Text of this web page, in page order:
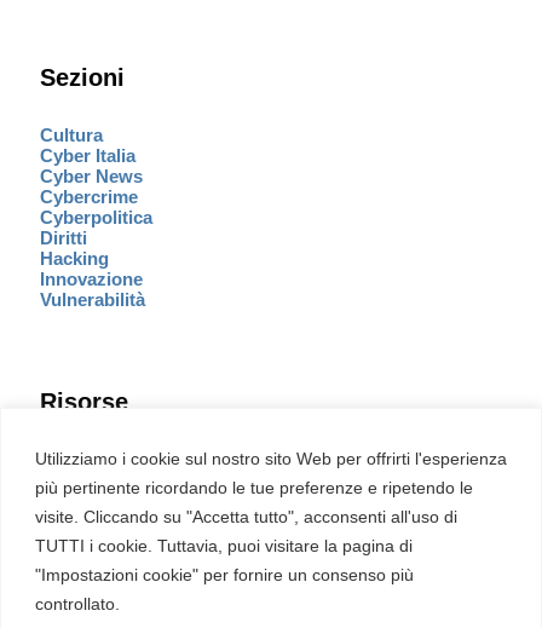
Utilizziamo i cookie sul nostro sito Web per offrirti l'esperienza
più pertinente ricordando le tue preferenze e ripetendo le
visite. Cliccando su "Accetta tutto", acconsenti all'uso di
TUTTI i cookie. Tuttavia, puoi visitare la pagina di
"Impostazioni cookie" per fornire un consenso più
controllato.
Sezioni
Cultura
Cyber Italia
Cyber News
Cybercrime
Cyberpolitica
Diritti
Hacking
Innovazione
Vulnerabilità
Risorse
Eventi
Fumetto Cyber
Newsletter
Servizi
Pubblicità
English
Ultime CVE critiche